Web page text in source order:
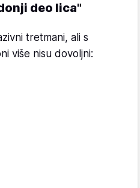
deo lica"
tretmani, ali s
više nisu dovoljni: